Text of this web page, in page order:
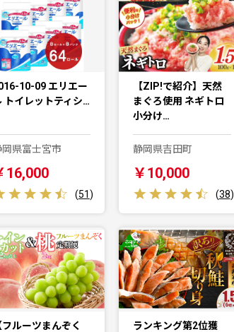
10-09 エリエー
トイレットティシ…
岡県富士宮市
16,000
(51)
【ZIP!で紹介】天然
まぐろ使用 ネギトロ
小分け…
静岡県吉田町
￥10,000
(38)
フルーツまんぞく
ランキング第2位獲